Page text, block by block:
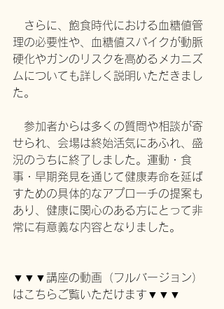
さらに、飽食時代における血糖値管
理の必要性や、血糖値スパイクが動脈
硬化やガンのリスクを高めるメカニズ
ムについても詳しく説明いただきまし
た。
参加者からは多くの質問や相談が寄
せられ、会場は終始活気にあふれ、盛
況のうちに終了しました。運動・食
事・早期発見を通じて健康寿命を延ば
すための具体的なアプローチの提案も
あり、健康に関心のある方にとって非
常に有意義な内容となりました。
▼▼▼講座の動画（フルバージョン）
はこちらご覧いただけます▼▼▼